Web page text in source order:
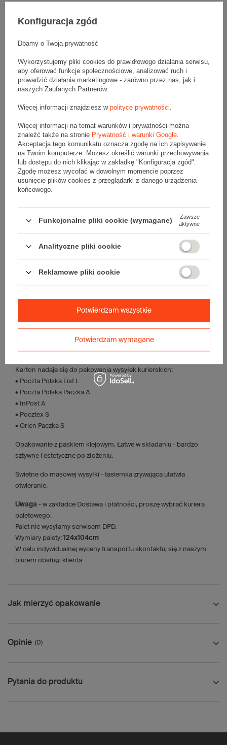
Opis produktu
Zestaw 3 palet obustronnie białych kartonów fasonowych z
tasiemką - 8400 szt.
Wymiary zewnętrzne: 200x120x80mm (długość x szerokość x
wysokość)
Opakowanie wykonane jest z tektury falistej 3-warstwowej, fala B
440 g/m2
• wewnętrzne:177x109x74 mm
• pojemność:1 l
• kolor:Biały-Biały
• waga jednostkowa (+/-5%):71 g
• składanie:Ręczne
Karton nadaje się do pakowania wysyłek kurierskich:
• Poczta Polska List L
• Poczta Polska Paczka A
• InPost A
• Pocztex S
• Orlen Paczka S
Opakowanie z paskiem klejowym. Łatwe w składaniu - bardzo
sztywne i estetyczne po złożeniu.
Świetne do masowej wysyłki - tasiemka zrywająca ułatwia
otwieranie.
Uwaga - w zakładce Dostawa i płatności, proszę wybrać kuriera
paletowego.
Palet nie wysyłamy serwisem DPD.
Wymiary palety: 124x104cm
W celu indywidualnej wyceny transportu skontaktuj się z naszym
biurem obsługi klienta
Jak mierzyć opakowanie
Opinie (0)
Pytania do produktu
Konfiguracja zgód
Dbamy o Twoją prywatność
Wykorzystujemy pliki cookies do prawidłowego działania serwisu,
aby oferować funkcje społecznościowe, analizować ruch i
prowadzić działania marketingowe - zarówno przez nas, jak i
naszych Zaufanych Partnerów.
Więcej informacji znajdziesz w polityce prywatności.
Więcej informacji na temat warunków i prywatności można
znaleźć także na stronie Prywatność i warunki Google.
Akceptacja tego komunikatu oznacza zgodę na ich zapisywanie
na Twoim komputerze. Możesz określić warunki przechowywania
lub dostępu do nich klikając w zakładkę "Konfiguracja zgód".
Zgodę możesz wycofać w dowolnym momencie poprzez
usunięcie plików cookies z przeglądarki z danego urządzenia
końcowego.
Funkcjonalne pliki cookie (wymagane)
Zawsze
aktywne
Analityczne pliki cookie
Reklamowe pliki cookie
Potwierdzam wymagane
Potwierdzam wszystkie